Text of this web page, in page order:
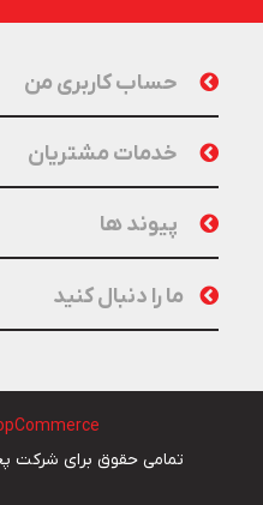
حساب کاربری من
خدمات مشتریان
پیوند ها
ما را دنبال کنید
تمامی حقوق برای